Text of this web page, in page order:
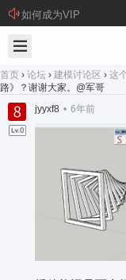
如何成为VIP
首页 › 论坛 › 建模讨论区 › 这
路》？谢谢大家。@军哥
jyyxf8 • 6年前